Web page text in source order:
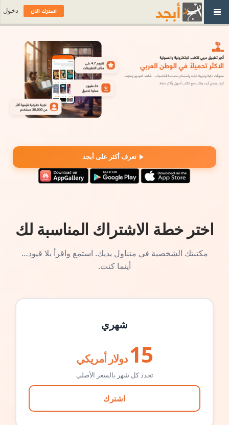
تعرف أكثر على أبجد
اختر خطة الاشتراك المناسبة لك
مكتبتك الشخصية في متناول يديك. استمع واقرأ بلا قيود…
أينما كنت.
شهري
15 دولار أمريكي
تجدد كل شهر بالسعر الأصلي
اشترك
اشترك الآن دخول